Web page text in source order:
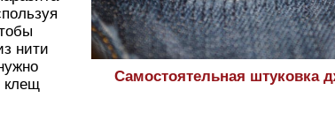
нити
клещ
Самостоятельная штуковка